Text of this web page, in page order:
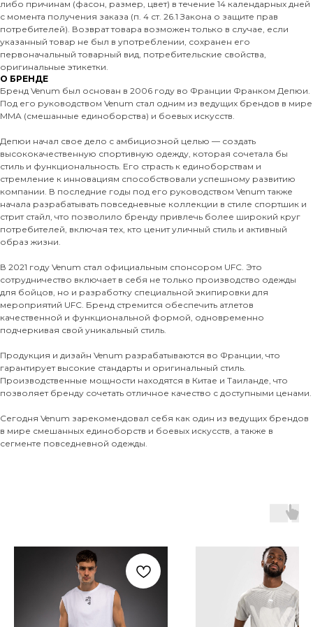
либо причинам (фасон, размер, цвет) в течение 14 календарных дней
с момента получения заказа (п. 4 ст. 26.1 Закона о защите прав
потребителей). Возврат товара возможен только в случае, если
указанный товар не был в употреблении, сохранен его
первоначальный товарный вид, потребительские свойства,
оригинальные этикетки.
О БРЕНДЕ
Бренд Venum был основан в 2006 году во Франции Франком Депюи.
Под его руководством Venum стал одним из ведущих брендов в мире
MMA (смешанные единоборства) и боевых искусств.
Депюи начал свое дело с амбициозной целью — создать
высококачественную спортивную одежду, которая сочетала бы
стиль и функциональность. Его страсть к единоборствам и
стремление к инновациям способствовали успешному развитию
компании. В последние годы под его руководством Venum также
начала разрабатывать повседневные коллекции в стиле спортшик и
стрит стайл, что позволило бренду привлечь более широкий круг
потребителей, включая тех, кто ценит уличный стиль и активный
образ жизни.
В 2021 году Venum стал официальным спонсором UFC. Это
сотрудничество включает в себя не только производство одежды
для бойцов, но и разработку специальной экипировки для
мероприятий UFC. Бренд стремится обеспечить атлетов
качественной и функциональной формой, одновременно
подчеркивая свой уникальный стиль.
Продукция и дизайн Venum разрабатываются во Франции, что
гарантирует высокие стандарты и оригинальный стиль.
Производственные мощности находятся в Китае и Таиланде, что
позволяет бренду сочетать отличное качество с доступными ценами.
Сегодня Venum зарекомендовал себя как один из ведущих брендов
в мире смешанных единоборств и боевых искусств, а также в
сегменте повседневной одежды.